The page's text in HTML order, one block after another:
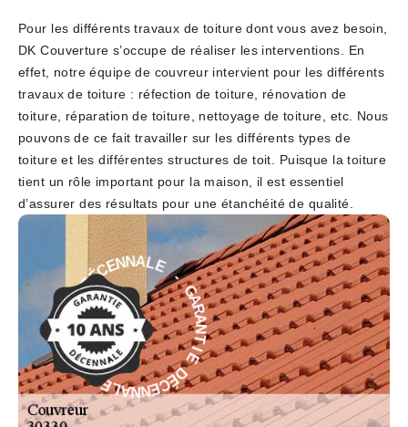
Pour les différents travaux de toiture dont vous avez besoin,
DK Couverture s’occupe de réaliser les interventions. En
effet, notre équipe de couvreur intervient pour les différents
travaux de toiture : réfection de toiture, rénovation de
toiture, réparation de toiture, nettoyage de toiture, etc. Nous
pouvons de ce fait travailler sur les différents types de
toiture et les différentes structures de toit. Puisque la toiture
tient un rôle important pour la maison, il est essentiel
d’assurer des résultats pour une étanchéité de qualité.
G
A
R
A
N
T
I
E
D
É
C
E
NNALE - GAR
A
N
T
I
E
D
É
C
E
N
N
A
L
E
-